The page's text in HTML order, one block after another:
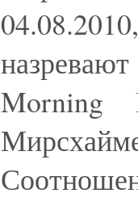
Morning